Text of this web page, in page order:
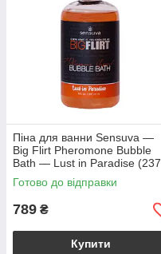
Піна для ванни Sensuva —
Big Flirt Pheromone Bubble
Bath — Lust in Paradise (237
мл)
Готово до відправки
789 ₴
Купити